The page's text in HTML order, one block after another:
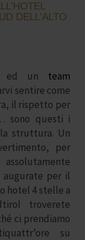
DELL’ALTO
ed un team
sentire come
il rispetto per
sono questi i
struttura. Un
per
per il
hotel 4 stelle a
troverete
ci prendiamo
su